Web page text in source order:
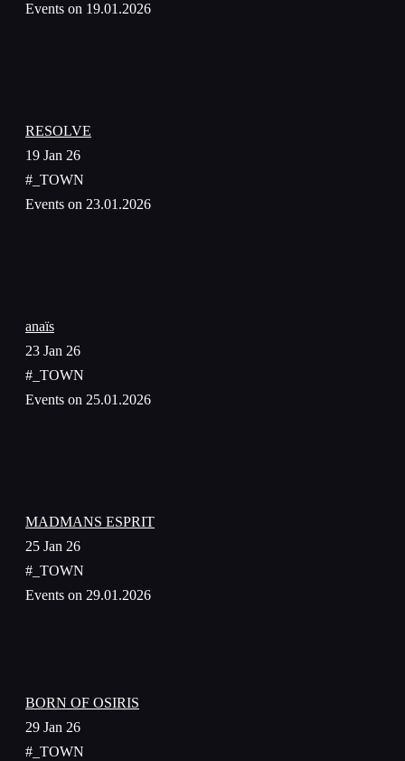
Events on 19.01.2026
RESOLVE
19 Jan 26
#_TOWN
Events on 23.01.2026
anaïs
23 Jan 26
#_TOWN
Events on 25.01.2026
MADMANS ESPRIT
25 Jan 26
#_TOWN
Events on 29.01.2026
BORN OF OSIRIS
29 Jan 26
#_TOWN